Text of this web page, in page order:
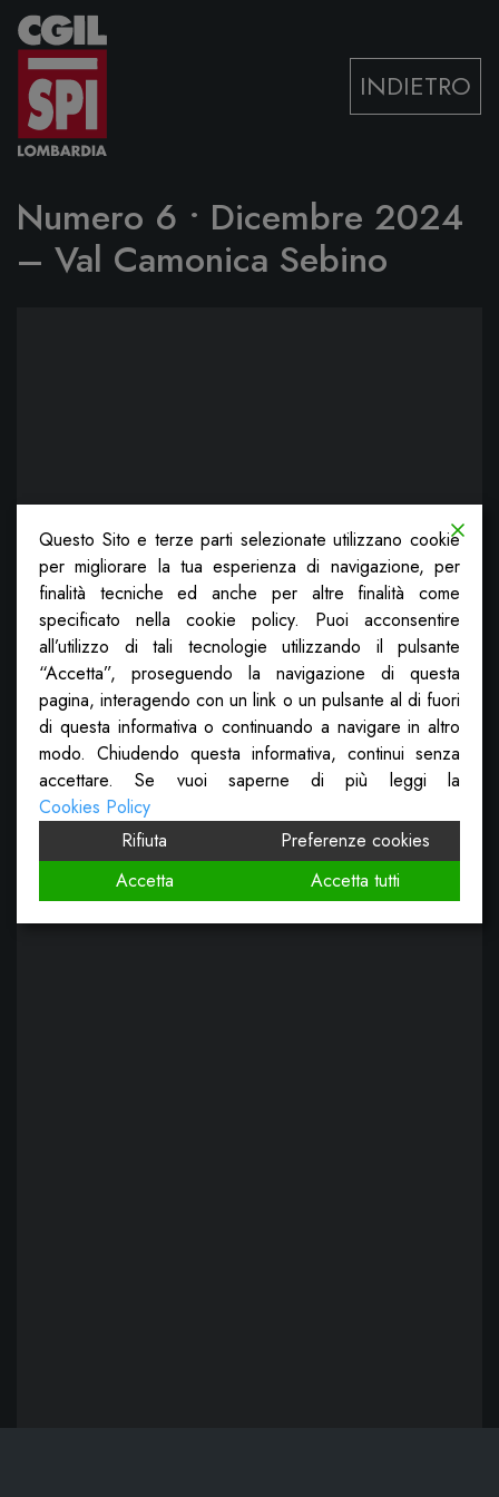
Vai al contenuto
INDIETRO
Numero 6 • Dicembre 2024
– Val Camonica Sebino
Questo Sito e terze parti selezionate utilizzano cookie
per migliorare la tua esperienza di navigazione, per
finalità tecniche ed anche per altre finalità come
specificato nella cookie policy. Puoi acconsentire
all’utilizzo di tali tecnologie utilizzando il pulsante
“Accetta”, proseguendo la navigazione di questa
pagina, interagendo con un link o un pulsante al di fuori
di questa informativa o continuando a navigare in altro
modo. Chiudendo questa informativa, continui senza
accettare. Se vuoi saperne di più leggi la
Cookies Policy
Rifiuta
Preferenze cookies
Accetta
Accetta tutti